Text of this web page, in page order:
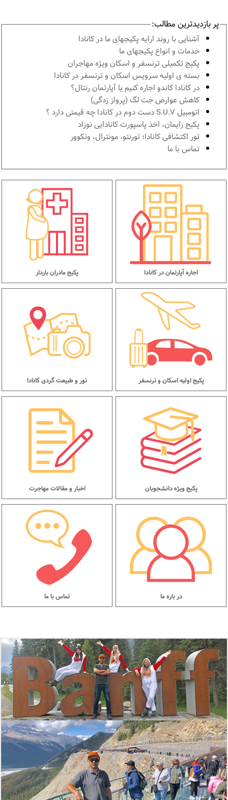
پر بازدیدترین مطالب:
آشنايى با روند ارايه پكيجهاى ما در كانادا
خدمات و انواع پكيجهاى ما
پكيج تكميلى ترنسفر و اسكان ويژه مهاجران
بسته ی اولیه سرویس اسکان و ترنسفر در کانادا
در كانادا کاندو اجاره كنيم يا آپارتمان رنتال؟
کاهش عوارض جت لگ (پرواز زدگی)
اتومبیل S.U.V دست دوم در كانادا چه قيمتى دارد ؟
پكيج زايمان، اخذ پاسپورت كانادايى نوزاد
تور اكتشافى كانادا؛ تورنتو، مونترال، ونکوور
تماس با ما
اجاره آپارتمان در کانادا پکیج مادران باردار
پکیج اولیه اسکان و ترنسفر تور و طبیعت گردی کانادا
پکیج ویژه دانشجویان اخبار و مقالات مهاجرت
در باره ما تماس با ما